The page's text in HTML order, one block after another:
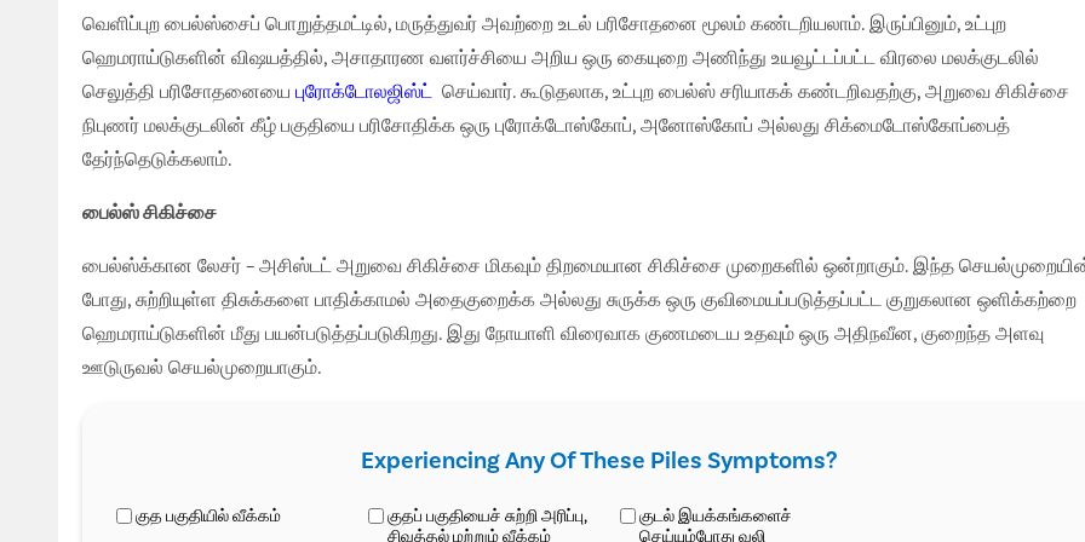
வெளிப்புற பைல்ஸ்சைப் பொறுத்தமட்டில், மருத்துவர் அவற்றை உடல் பரிசோதனை மூலம் கண்டறியலாம். இருப்பினும், உட்புற
ஹெமராய்டுகளின் விஷயத்தில், அசாதாரண வளர்ச்சியை அறிய ஒரு கையுறை அணிந்து உயவூட்டப்பட்ட விரலை மலக்குடலில்
செலுத்தி பரிசோதனையை புரோக்டோலஜிஸ்ட்
செய்வார். கூடுதலாக, உட்புற பைல்ஸ் சரியாகக் கண்டறிவதற்கு, அறுவை சிகிச்சை
நிபுணர் மலக்குடலின் கீழ் பகுதியை பரிசோதிக்க ஒரு புரோக்டோஸ்கோப், அனோஸ்கோப் அல்லது சிக்மைடோஸ்கோப்பைத்
தேர்ந்தெடுக்கலாம்.
பைல்ஸ் சிகிச்சை
பைல்ஸ்க்கான லேசர் – அசிஸ்டட் அறுவை சிகிச்சை மிகவும் திறமையான சிகிச்சை முறைகளில் ஒன்றாகும். இந்த
போது, சுற்றியுள்ள திசுக்களை பாதிக்காமல் அதைகுறைக்க அல்லது சுருக்க ஒரு குவிமையப்படுத்தப்பட்ட குறுகலான ஒளிக்கற்றை
ஹெமராய்டுகளின் மீது பயன்படுத்தப்படுகிறது. இது நோயாளி விரைவாக குணமடைய உதவும் ஒரு அதிநவீன, குறைந்த அளவு
ஊடுருவல் செயல்முறையாகும்.
Experiencing Any Of These Piles Symptoms?
குத பகுதியில் வீக்கம்
குதப் பகுதியைச் சுற்றி அரிப்பு,
சிவத்தல் மற்றும் வீக்கம்
குடல் இயக்கங்களைச்
செய்யும்போது வலி